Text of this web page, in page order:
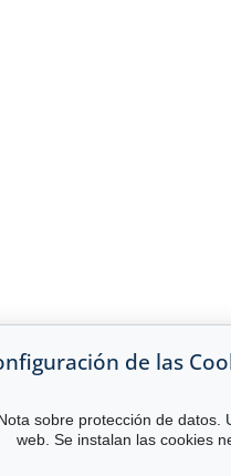
Zusammenarbeit
Rica Apartado 8-4190
de las
sobre protección de datos.
web. Se instalan las cookies